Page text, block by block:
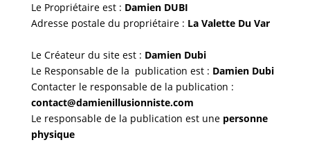
Le Propriétaire est : Damien DUBI
Adresse postale du propriétaire : La Valette Du Var
Le Créateur du site est : Damien Dubi
Le Responsable de la publication est : Damien Dubi
Contacter le responsable de la publication :
contact@damienillusionniste.com
Le responsable de la publication est unepersonne
physique